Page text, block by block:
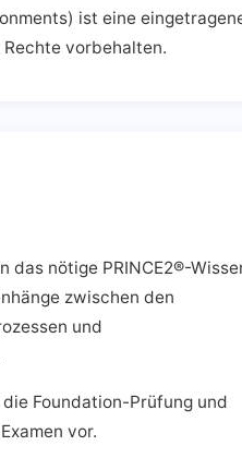
ist eine
Rechte vorbehalten.
das nötige PRINCE2®-
zwischen den
und
Foundation-Prüfung und
vor.